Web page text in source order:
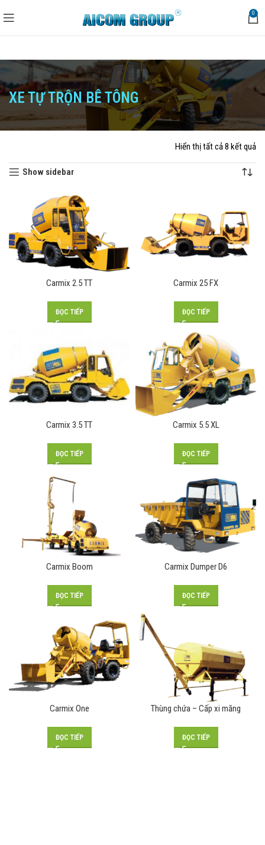
0
XE TỰ TRỘN BÊ TÔNG
Hiển thị tất cả 8 kết quả
Show sidebar
Carmix 2.5 TT
ĐỌC TIẾP
Carmix 25 FX
ĐỌC TIẾP
Carmix 3.5 TT
ĐỌC TIẾP
Carmix 5.5 XL
ĐỌC TIẾP
Carmix Boom
ĐỌC TIẾP
Carmix Dumper D6
ĐỌC TIẾP
Carmix One
ĐỌC TIẾP
Thùng chứa – Cấp xi măng
ĐỌC TIẾP